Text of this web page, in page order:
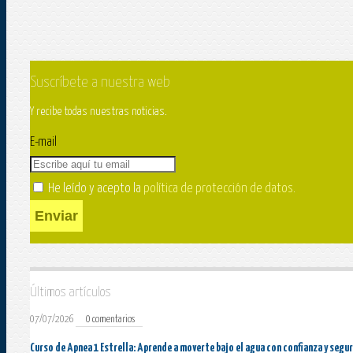
Suscríbete a nuestra web
Y recibe todas nuestras noticias.
E-mail
He leído y acepto la política de protección de datos.
Enviar
Últimos artículos
07/07/2026 0 comentarios
Curso de Apnea 1 Estrella: Aprende a moverte bajo el agua con confianza y